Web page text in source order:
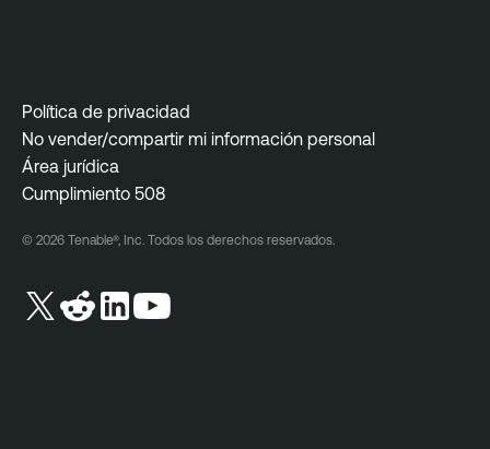
Política de privacidad
No vender/compartir mi información personal
Área jurídica
Cumplimiento 508
© 2026 Tenable®, Inc. Todos los derechos reservados.